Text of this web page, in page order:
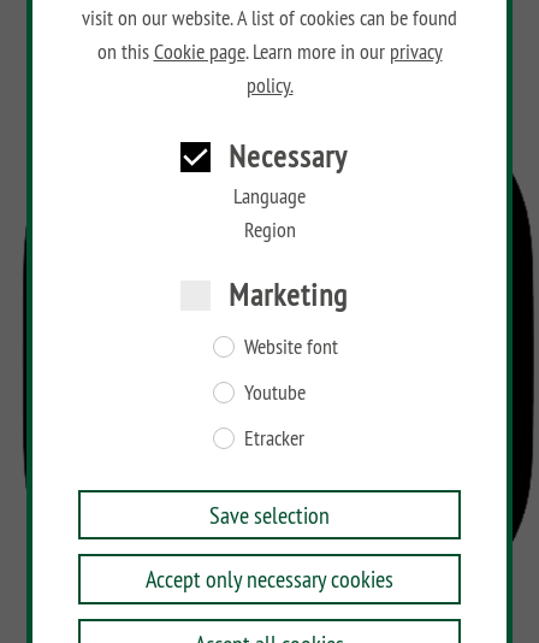
visit on our website. A list of cookies can be found
on thisCookie page. Learn more in our privacy
policy.
Necessary
Language
Region
Marketing
Website font
Youtube
Etracker
Save selection
Accept only necessary cookies